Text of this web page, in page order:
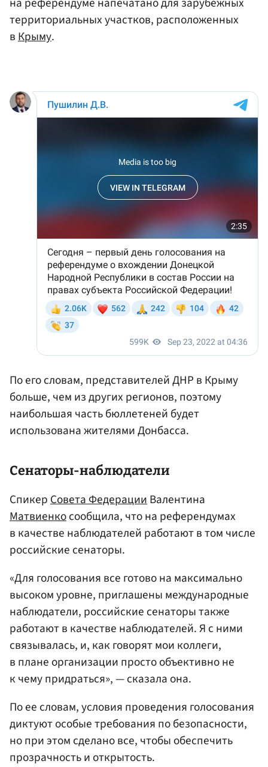
территориальных участков, расположенных
вКрыму.
По его словам, представителей ДНР в Крыму
больше, чем из других регионов, поэтому
наибольшая часть бюллетеней будет
использована жителями Донбасса.
Сенаторы-наблюдатели
СпикерСовета ФедерацииВалентина
Матвиенкосообщила, что на референдумах
в качестве наблюдателей работают в том числе
российские сенаторы.
«Для голосования все готово на максимально
высоком уровне, приглашены международные
наблюдатели, российские сенаторы также
работают в качестве наблюдателей. Я с ними
связывалась, и, как говорят мои коллеги,
в плане организации просто объективно не
к чему придраться», — сказала она.
По ее словам, условия проведения голосования
диктуют особые требования по безопасности,
но при этом сделано все, чтобы обеспечить
прозрачность и открытость.